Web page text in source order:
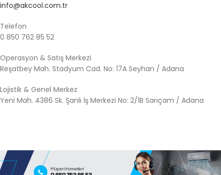
info@akcool.com.tr
Telefon
0 850 762 85 52
Operasyon & Satış Merkezi
Reşatbey Mah. Stadyum Cad. No: 17A Seyhan / Adana
Lojistik & Genel Merkez
Yeni Mah. 4386 Sk. Şanlı İş Merkezi No: 2/1B Sarıçam / Adana